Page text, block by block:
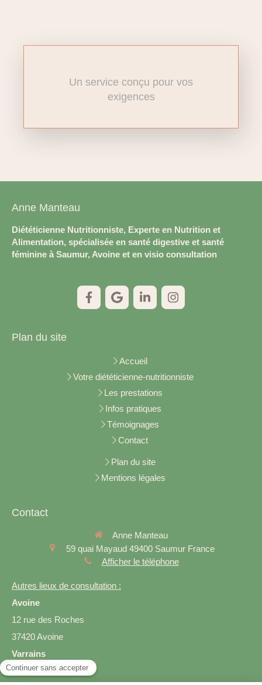
Un service conçu pour vos
exigences
Anne Manteau
Diététicienne Nutritionniste, Experte en Nutrition et
Alimentation, spécialisée en santé digestive et santé
féminine à Saumur, Avoine et en visio consultation
Plan du site
Accueil
Votre diététicienne-nutritionniste
Les prestations
Infos pratiques
Témoignages
Contact
Plan du site
Mentions légales
Contact
Anne Manteau
59 quai Mayaud 49400 Saumur France
Afficher le téléphone
Autres lieux de consultation :
Avoine
12 rue des Roches
37420 Avoine
Varrains
17 rue des Rogelins